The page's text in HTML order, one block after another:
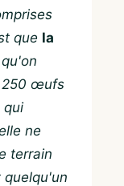
que la
250 œufs
qui
ne
terrain
quelqu'un